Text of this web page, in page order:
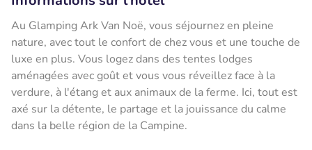
Au Glamping Ark Van Noë, vous séjournez en pleine
nature, avec tout le confort de chez vous et une touche de
luxe en plus. Vous logez dans des tentes lodges
aménagées avec goût et vous vous réveillez face à la
verdure, à l'étang et aux animaux de la ferme. Ici, tout est
axé sur la détente, le partage et la jouissance du calme
dans la belle région de la Campine.